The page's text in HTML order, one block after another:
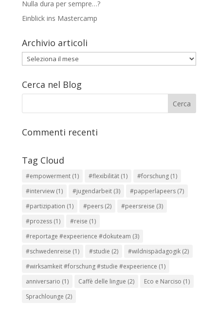
Nulla dura per sempre…?
Einblick ins Mastercamp
Archivio articoli
Archivio
articoli
Cerca nel Blog
Commenti recenti
Tag Cloud
#empowerment(1) #flexibilität(1) #forschung(1)
#interview(1) #jugendarbeit(3) #papperlapeers(7)
#partizipation (1) #peers(2) #peersreise (3)
#prozess(1) #reise (1)
#reportage #expeerience #dokuteam (3)
#schwedenreise (1) #studie (2) #wildnispädagogik(2)
#wirksamkeit #forschung #studie #expeerience (1)
anniversario (1) Caffè delle lingue (2) Eco e Narciso (1)
Sprachlounge (2)